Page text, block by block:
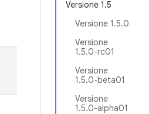
Versione 1.5
Versione 1.5.0
Versione
1.5.0-rc01
Versione
1.5.0-beta01
Versione
1.5.0-alpha01